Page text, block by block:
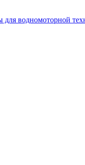
для водномоторной